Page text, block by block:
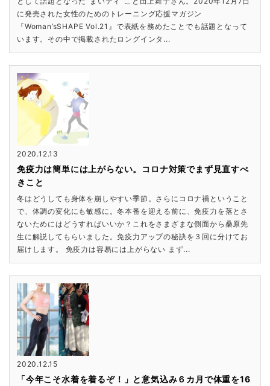
に発売された女性のためのトレーニング応援マガジン
『Woman’sSHAPE Vol.21』で表紙を務めたことでも話題となって
います。その中で掲載されたロングインタ...
2020.12.13
免疫力は簡単には上がらない。コロナ対策でまず見直すべ
きこと
冬はどうしても身体を崩しやすい季節。さらにコロナ禍ということ
で、体調の変化にも敏感に。冬本番を迎える前に、免疫力を落とさ
ないためにはどうすればいいか？これをさまざまな側面から桑原先
生に解説してもらいました。免疫力アップの秘訣を３回に分けてお
届けします。 免疫力は容易には上がらない まず...
2020.12.15
「今年こそ水着を着るぞ！」と意気込み６カ月で体重を16